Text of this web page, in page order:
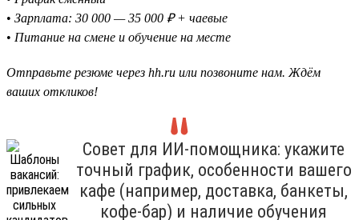
• Зарплата: 30 000 — 35 000 ₽ + чаевые
• Питание на смене и обучение на месте
Отправьте резюме через hh.ru или позвоните нам. Ждём
ваших откликов!
Совет для ИИ-помощника: укажите
точный график, особенности вашего
кафе (например, доставка, банкеты,
кофе-бар) и наличие обучения